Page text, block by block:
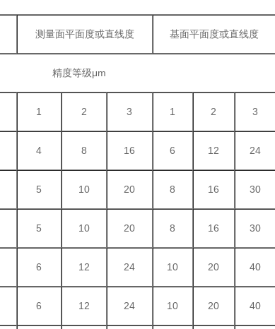
测量面平面度或直线度 基面平面度或直线度
精度等级μm
1 2 3 1 2 3
4 8 16 6 12 24
5 10 20 8 16 30
5 10 20 8 16 30
6 12 24 10 20 40
6 12 24 10 20 40